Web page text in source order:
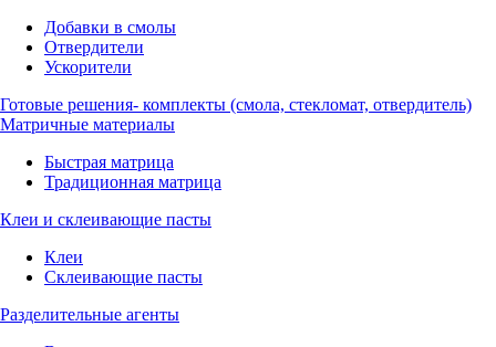
Добавки в смолы
Отвердители
Ускорители
Готовые решения- комплекты (смола, стекломат, отвердитель)
Матричные материалы
Быстрая матрица
Традиционная матрица
Клеи и склеивающие пасты
Клеи
Склеивающие пасты
Разделительные агенты